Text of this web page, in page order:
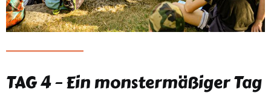
TAG 4 – Ein monstermäßiger Tag